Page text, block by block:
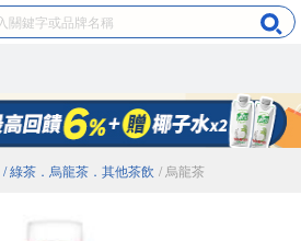
/ 綠茶．烏龍茶．其他茶飲 / 烏龍茶